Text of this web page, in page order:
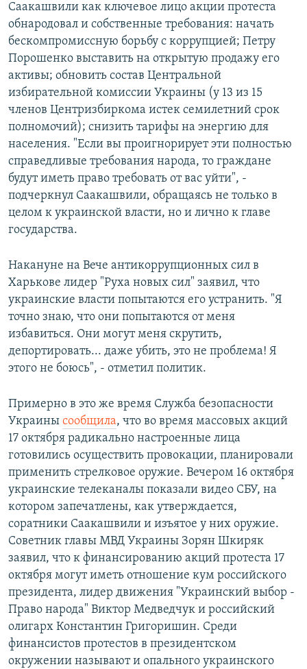
Саакашвили как ключевое лицо акции протеста
обнародовал и собственные требования: начать
бескомпромиссную борьбу с коррупцией; Петру
Порошенко выставить на открытую продажу его
активы; обновить состав Центральной
избирательной комиссии Украины (у 13 из 15
членов Центризбиркома истек семилетний срок
полномочий); снизить тарифы на энергию для
населения. "Если вы проигнорирует эти полностью
справедливые требования народа, то граждане
будут иметь право требовать от вас уйти", -
подчеркнул Саакашвили, обращаясь не только в
целом к украинской власти, но и лично к главе
государства.
Накануне на Вече антикоррупционных сил в
Харькове лидер "Руха новых сил" заявил, что
украинские власти попытаются его устранить. "Я
точно знаю, что они попытаются от меня
избавиться. Они могут меня скрутить,
депортировать... даже убить, это не проблема! Я
этого не боюсь", - отметил политик.
Примерно в это же время Служба безопасности
Украины сообщила, что во время массовых акций
17 октября радикально настроенные лица
готовились осуществить провокации, планировали
применить стрелковое оружие. Вечером 16 октября
украинские телеканалы показали видео СБУ, на
котором запечатлены, как утверждается,
соратники Саакашвили и изъятое у них оружие.
Советник главы МВД Украины Зорян Шкиряк
заявил, что к финансированию акций протеста 17
октября могут иметь отношение кум российского
президента, лидер движения "Украинский выбор -
Право народа" Виктор Медведчук и российский
олигарх Константин Григоришин. Среди
финансистов протестов в президентском
окружении называют и опального украинского